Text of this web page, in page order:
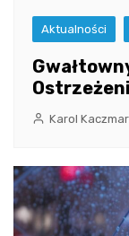
Aktualności
Karol